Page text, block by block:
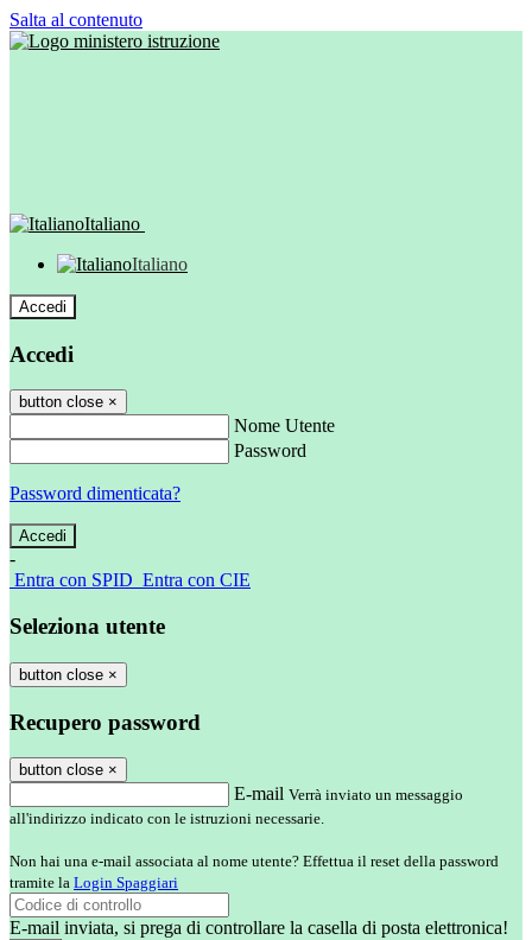
Salta al contenuto
Italiano
Italiano
Accedi
Accedi
button close ×
Nome Utente
Password
Password dimenticata?
-
Entra con SPID Entra con CIE
Seleziona utente
button close ×
Recupero password
button close ×
E-mail Verrà inviato un messaggio
all'indirizzo indicato con le istruzioni necessarie.
Non hai una e-mail associata al nome utente? Effettua il reset della password
tramite la Login Spaggiari
E-mail inviata, si prega di controllare la casella di posta elettronica!